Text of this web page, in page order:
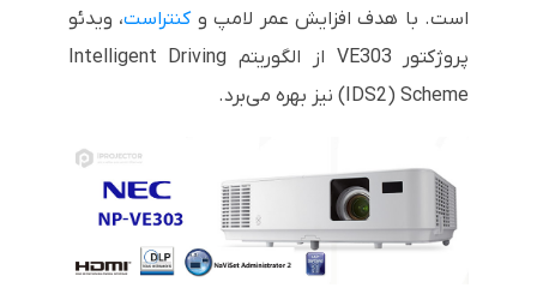
است. با هدف افزایش عمر لامپ وکنتراست، ویدئو
پروژکتور VE303 از الگوریتم Intelligent Driving
Scheme
(
IDS2) نیز بهره می‌برد.